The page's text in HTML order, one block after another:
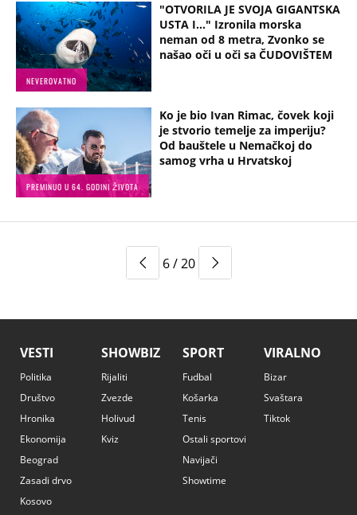
NEVEROVATNO
"OTVORILA JE SVOJA GIGANTSKA
USTA I..." Izronila morska
neman od 8 metra, Zvonko se
našao oči u oči sa ČUDOVIŠTEM
PREMINUO U 64. GODINI ŽIVOTA
Ko je bio Ivan Rimac, čovek koji
je stvorio temelje za imperiju?
Od bauštele u Nemačkoj do
samog vrha u Hrvatskoj
6 / 20
VESTI
Politika
Društvo
Hronika
Ekonomija
Beograd
Zasadi drvo
Kosovo
SHOWBIZ
Rijaliti
Zvezde
Holivud
Kviz
SPORT
Fudbal
Košarka
Tenis
Ostali sportovi
Navijači
Showtime
VIRALNO
Bizar
Svaštara
Tiktok